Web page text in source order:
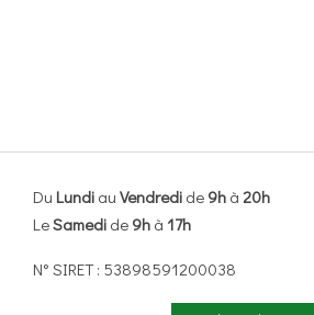
Du Lundi au Vendredi de 9h à 20h
LeSamedi de 9h à 17h
N° SIRET : 53898591200038